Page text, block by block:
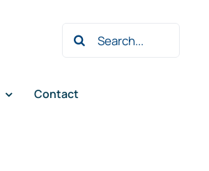
Zoeken
naar:
Contact